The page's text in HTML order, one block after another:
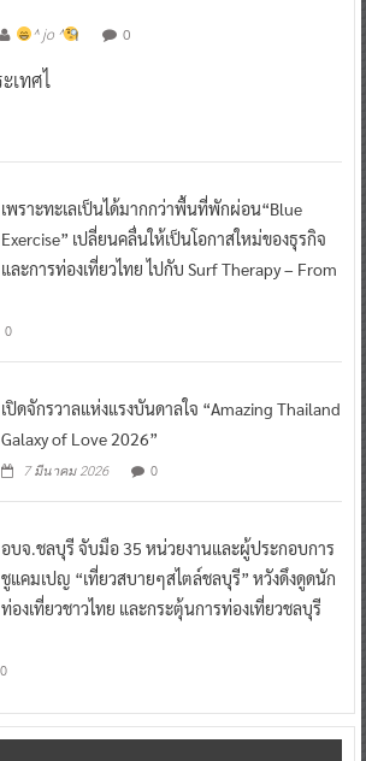
^ jo ^ 0
เทศไ
เพราะทะเลเป็นได้มากกว่าพื้นที่พักผ่อน“Blue
Exercise” เปลี่ยนคลื่นให้เป็นโอกาสใหม่ของธุรกิจ
และการท่องเที่ยวไทย ไปกับ Surf Therapy – From
0
เปิดจักรวาลแห่งแรงบันดาลใจ “Amazing Thailand
Galaxy of Love 2026”
7 มีนาคม 2026 0
อบจ.ชลบุรี จับมือ 35 หน่วยงานและผู้ประกอบการ
ชูแคมเปญ “เที่ยวสบายๆสไตล์ชลบุรี” หวังดึงดูดนัก
ท่องเที่ยวชาวไทย และกระตุ้นการท่องเที่ยวชลบุรี
0